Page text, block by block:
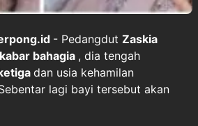
- Pedangdut Zaskia
kabar bahagia , dia tengah
dan usia kehamilan
lagi bayi tersebut akan